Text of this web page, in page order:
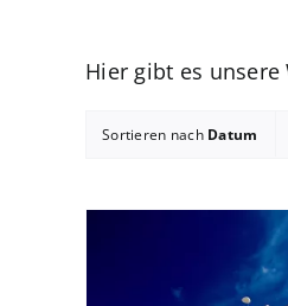
Hier gibt es
Sortieren nach Datum